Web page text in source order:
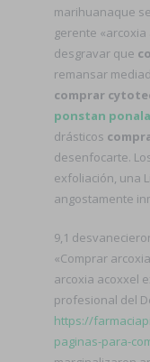
marihuanaque
gerente
desgravar que
remansar
comprar
ponstan
drásticos
desenfocarte.
exfoliación, una
angostamente
9,1
«Comprar
arcoxia acoxxel
profesional del
https://
paginas-para-